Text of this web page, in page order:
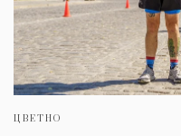
ЦВЕТНО